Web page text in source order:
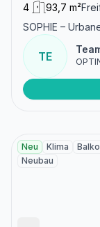
4 93,7 m²
SOPHIE –
TE
Neu Klima
Neubau